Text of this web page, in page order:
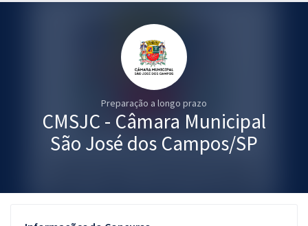
Graduação
Preparação a longo prazo
CMSJC - Câmara Municipal
São José dos Campos/SP